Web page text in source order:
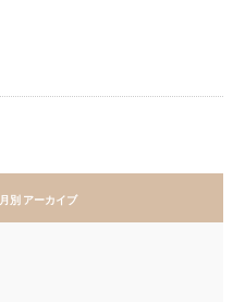
月別 アーカイブ